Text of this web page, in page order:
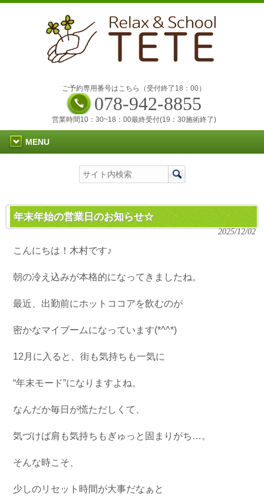
ご予約専用番号はこちら（受付終了18：00）
078-942-8855
営業時間10：30~18：00最終受付(19：30施術終了)
MENU
年末年始の営業日のお知らせ☆
2025/12/02
こんにちは！木村です♪
朝の冷え込みが本格的になってきましたね。
最近、出勤前にホットココアを飲むのが
密かなマイブームになっています(*^^*)
12月に入ると、街も気持ちも一気に
“年末モード”になりますよね。
なんだか毎日が慌ただしくて、
気づけば肩も気持ちもぎゅっと固まりがち…。
そんな時こそ、
少しのリセット時間が大事だなぁと